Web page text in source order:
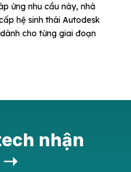
ứng nhu cầu này, nhà
hệ sinh thái Autodesk
cho từng giai đoạn
nhận
➝